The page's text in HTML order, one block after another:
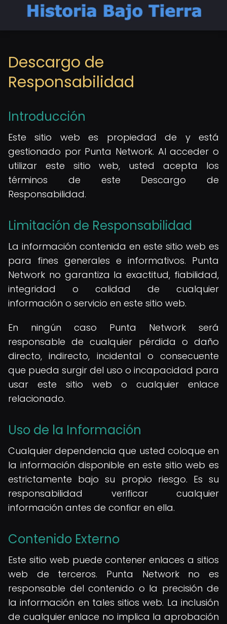
Descargo de
Responsabilidad
Introducción
Este sitio web es propiedad de y está
gestionado por Punta Network. Al acceder o
utilizar este sitio web, usted acepta los
términos de este Descargo de
Responsabilidad.
Limitación de Responsabilidad
La información contenida en este sitio web es
para fines generales e informativos. Punta
Network no garantiza la exactitud, fiabilidad,
integridad o calidad de cualquier
información o servicio en este sitio web.
En ningún caso Punta Network será
responsable de cualquier pérdida o daño
directo, indirecto, incidental o consecuente
que pueda surgir del uso o incapacidad para
usar este sitio web o cualquier enlace
relacionado.
Uso de la Información
Cualquier dependencia que usted coloque en
la información disponible en este sitio web es
estrictamente bajo su propio riesgo. Es su
responsabilidad verificar cualquier
información antes de confiar en ella.
Contenido Externo
Este sitio web puede contener enlaces a sitios
web de terceros. Punta Network no es
responsable del contenido o la precisión de
la información en tales sitios web. La inclusión
de cualquier enlace no implica la aprobación